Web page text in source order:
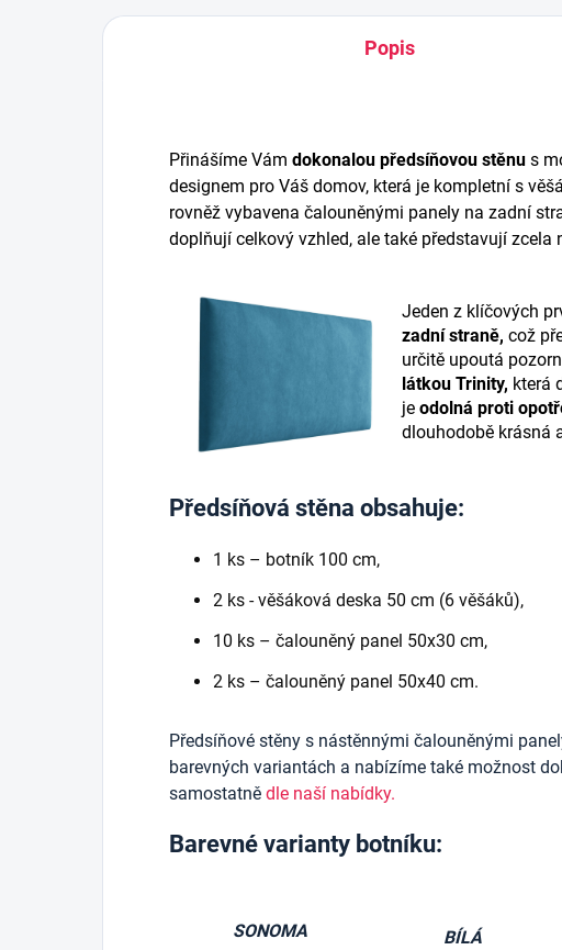
Popis
Přinášíme Vám dokonalou předsíňovou stěnu s
designem pro Váš domov, která je kompletní s
rovněž vybavena čalouněnými panely na zadní
doplňují celkový vzhled, ale také představují zcela
Jeden z klíčových
zadní straně, což
určitě upoutá
látkou Trinity, která
je odolná proti
dlouhodobě krásná
Předsíňová stěna obsahuje:
1 ks – botník 100 cm,
2 ks - věšáková deska 50 cm (6 věšáků),
10 ks – čalouněný panel 50x30 cm,
2 ks – čalouněný panel 50x40 cm.
Předsíňové stěny s nástěnnými čalouněnými
barevných variantách a nabízíme také možnost
samostatně dle naší nabídky.
Barevné varianty botníku:
SONOMA BÍLÁ